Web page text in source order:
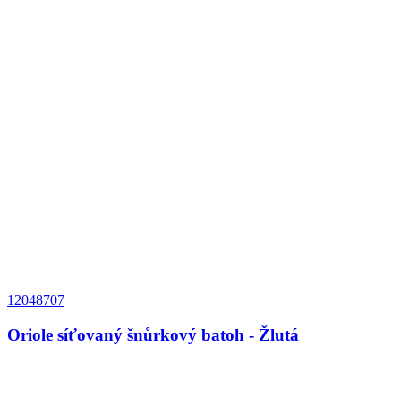
12048707
Oriole síťovaný šnůrkový batoh - Žlutá